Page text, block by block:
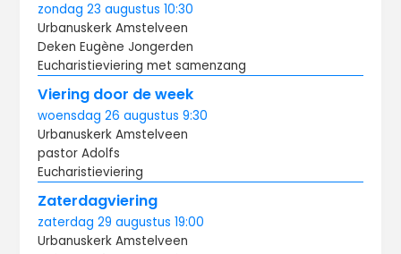
zondag 23 augustus10:30
Urbanuskerk Amstelveen
Deken Eugène Jongerden
Eucharistieviering met samenzang
Viering door de week
woensdag 26 augustus9:30
Urbanuskerk Amstelveen
pastor Adolfs
Eucharistieviering
Zaterdagviering
zaterdag 29 augustus19:00
Urbanuskerk Amstelveen